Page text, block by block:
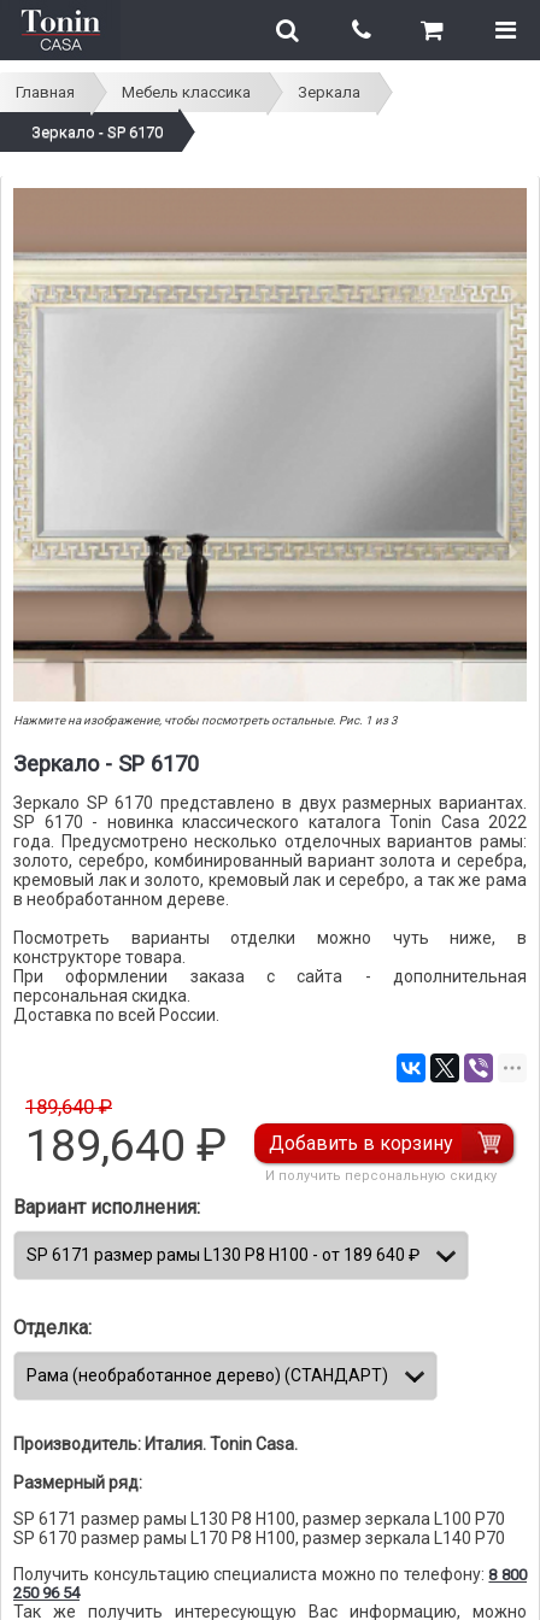
Главная Мебель классика Зеркала
Зеркало - SP 6170
Нажмите на изображение, чтобы посмотреть остальные. Рис. 1 из 3
Зеркало - SP 6170
Зеркало SP 6170 представлено в двух размерных вариантах.
SP 6170 - новинка классического каталога Tonin Casa 2022
года. Предусмотрено несколько отделочных вариантов рамы:
золото, серебро, комбинированный вариант золота и серебра,
кремовый лак и золото, кремовый лак и серебро, а так же рама
в необработанном дереве.
Посмотреть варианты отделки можно чуть ниже, в
конструкторе товара.
При оформлении заказа с сайта - дополнительная
персональная скидка.
Доставка по всей России.
189,640 ₽
189,640 ₽ Добавить в корзину
И получить персональную скидку
Вариант исполнения:
Отделка:
Производитель: Италия. Tonin Casa.
Размерный ряд:
SP 6171 размер рамы L130 P8 H100, размер зеркала L100 P70
SP 6170 размер рамы L170 P8 H100, размер зеркала L140 P70
Получить консультацию специалиста можно по телефону:8 800
250 96 54
Так же получить интересующую Вас информацию, можно